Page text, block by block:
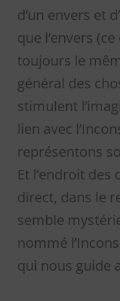
d’un envers et
que l’envers
toujours le
général des
stimulent
lien avec
représentons
Et l’endroit
direct, dans le
semble
nommé
qui nous guide